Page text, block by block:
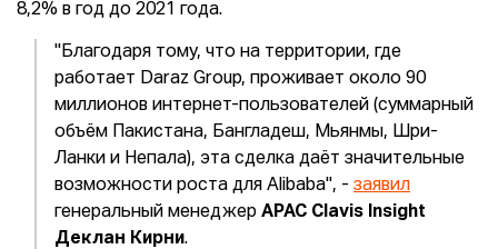
8,2% в год до 2021 года.
"Благодаря тому, что на территории, где
работает Daraz Group, проживает около 90
миллионов интернет-пользователей (суммарный
объём Пакистана, Бангладеш, Мьянмы, Шри-
Ланки и Непала), эта сделка даёт значительные
возможности роста для Alibaba", - заявил
генеральный менеджер APAC Clavis Insight
Деклан Кирни.